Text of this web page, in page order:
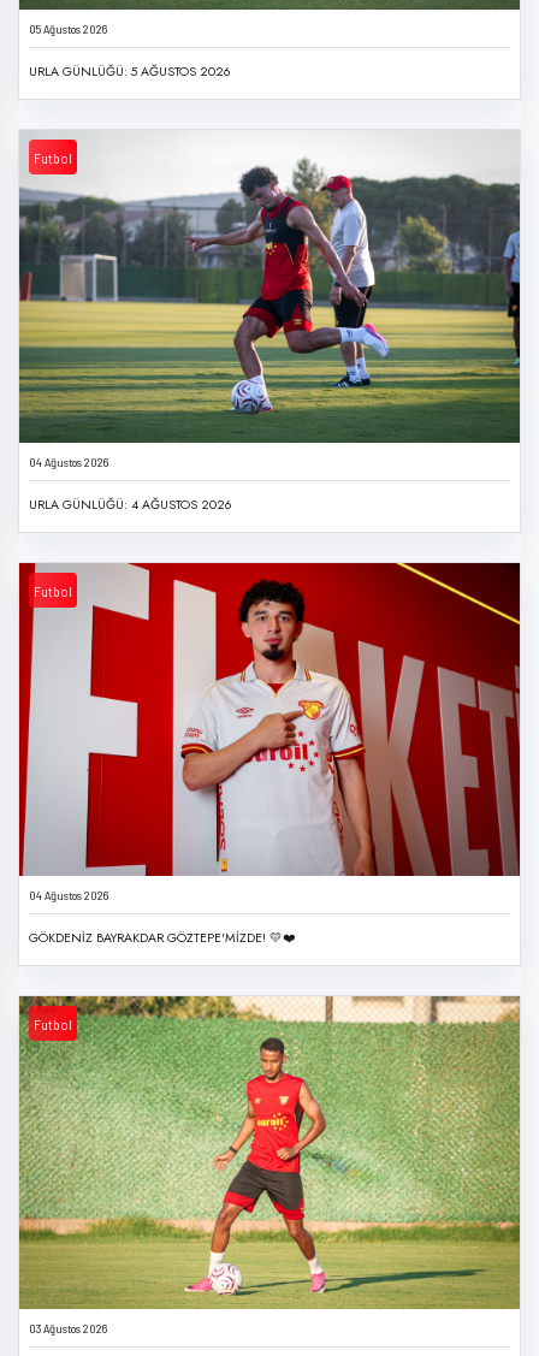
05 Ağustos 2026
URLA GÜNLÜĞÜ: 5 AĞUSTOS 2026
Futbol
04 Ağustos 2026
URLA GÜNLÜĞÜ: 4 AĞUSTOS 2026
Futbol
04 Ağustos 2026
GÖKDENİZ BAYRAKDAR GÖZTEPE'MİZDE! 💛❤️
Futbol
03 Ağustos 2026